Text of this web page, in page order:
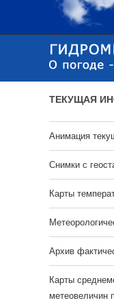
ТЕКУЩАЯ
Анимация
Cнимки с
Карты
Архив
Карты
метеовеличин